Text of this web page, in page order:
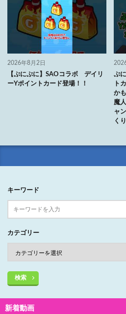
2026年8月2日
【ぷにぷに】SAOコラボ デイリ
ーYポイントカード登場！！
ぷ
ト
か
魔
ャ
く
キーワード
カテゴリー
検索
新着動画